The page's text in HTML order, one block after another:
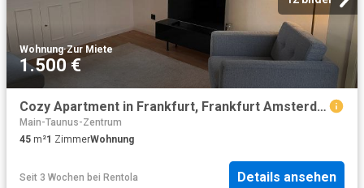
Wohnung·Zur Miete
1.500 €
Cozy Apartment in Frankfurt, Frankfurt Amsterdam Apartments for Rent
Main-Taunus-Zentrum
45 m²1 ZimmerWohnung
Seit 3 Wochen bei Rentola Details ansehen